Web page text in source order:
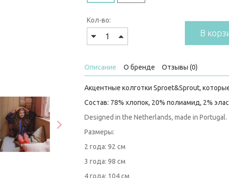
Кол-во:
В
Описание О бренде Отзывы (0)
Акцентные колготки Sproet&Sprout,
Состав: 78% хлопок, 20% полиамид, 2%
Designed in the Netherlands, made in Portugal.
Размеры:
2 года: 92 см
3 года: 98 см
4 года: 104 см